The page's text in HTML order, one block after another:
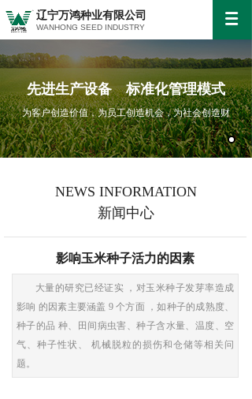
辽宁万鸿种业有限公司
WANHONG SEED INDUSTRY
先进生产设备 标准化管理模式
为客户创造价值，为员工创造机会，为社会创造财
NEWS INFORMATION
新闻中心
影响玉米种子活力的因素
大量的研究已经证实 ，对玉米种子发芽率造成
影响 的因素主要涵盖 9 个方面 ，如种子的成熟度、
种子的品 种、田间病虫害、种子含水量、温度、空
气、种子性状、 机械脱粒的损伤和仓储等相关问
题。